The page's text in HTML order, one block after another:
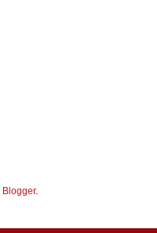
Blogger.